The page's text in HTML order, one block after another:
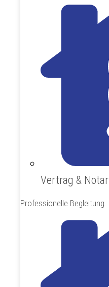
Vertrag & Notar
Professionelle Begleitung.